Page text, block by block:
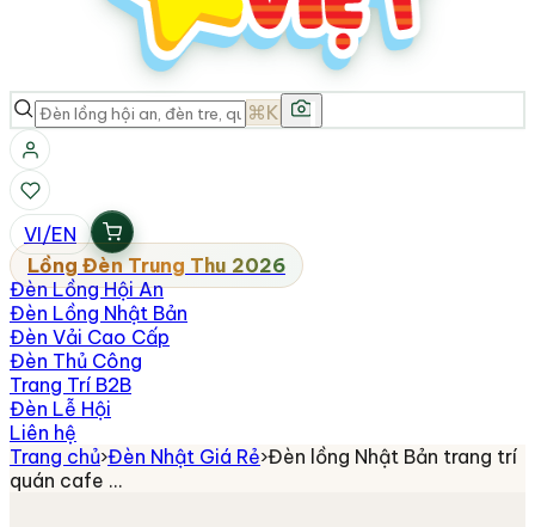
⌘K
VI/EN
Lồng Đèn Trung Thu 2026
Đèn Lồng Hội An
Đèn Lồng Nhật Bản
Đèn Vải Cao Cấp
Đèn Thủ Công
Trang Trí B2B
Đèn Lễ Hội
Liên hệ
Trang chủ›Đèn Nhật Giá Rẻ›Đèn lồng Nhật Bản trang trí
quán cafe …